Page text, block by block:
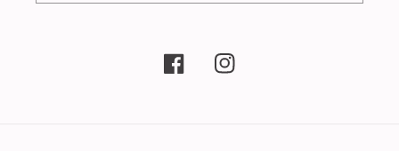
„Facebook“„Instagram“